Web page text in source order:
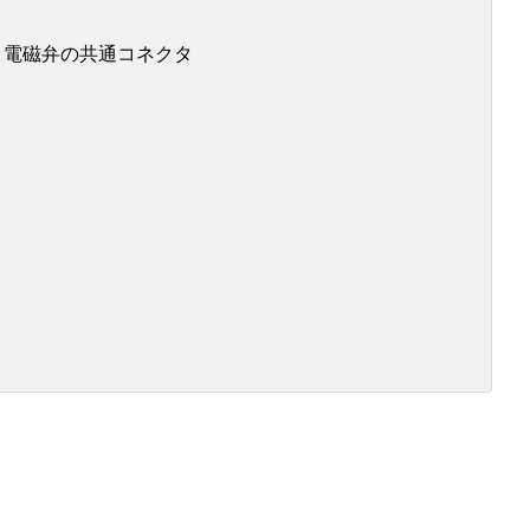
磁弁の共通コネクタ